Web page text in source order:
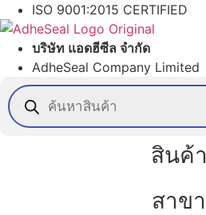
Skip
to
content
ISO 9001:2015 CERTIFIED
บริษัท แอดฮีซีล จำกัด
AdheSeal Company Limited
Products
search
สินค้า
สาขา